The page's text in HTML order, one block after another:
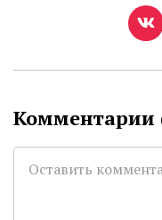
Комментарии